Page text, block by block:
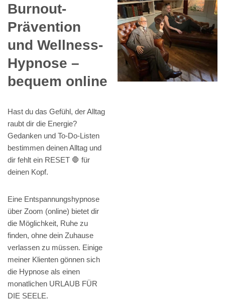
Burnout-
Prävention
und Wellness-
Hypnose –
bequem online
Hast du das Gefühl, der Alltag
raubt dir die Energie?
Gedanken und To-Do-Listen
bestimmen deinen Alltag und
dir fehlt ein RESET 🛑 für
deinen Kopf.
Eine Entspannungshypnose
über Zoom (online) bietet dir
die Möglichkeit, Ruhe zu
finden, ohne dein Zuhause
verlassen zu müssen. Einige
meiner Klienten gönnen sich
die Hypnose als einen
monatlichen URLAUB FÜR
DIE SEELE.